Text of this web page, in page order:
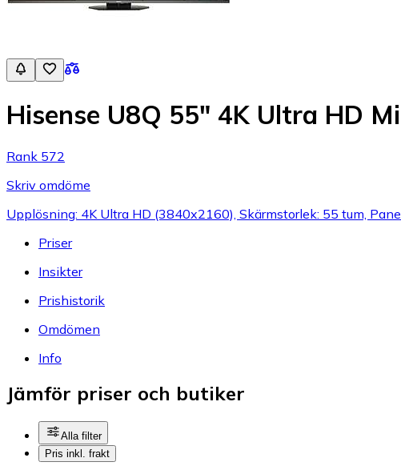
Hisense U8Q 55" 4K Ultra HD
Rank 572
Skriv omdöme
Upplösning: 4K Ultra HD (3840x2160), Skärmstorlek: 55 tum,
Priser
Insikter
Prishistorik
Omdömen
Info
Jämför priser och butiker
Alla filter
Pris inkl. frakt